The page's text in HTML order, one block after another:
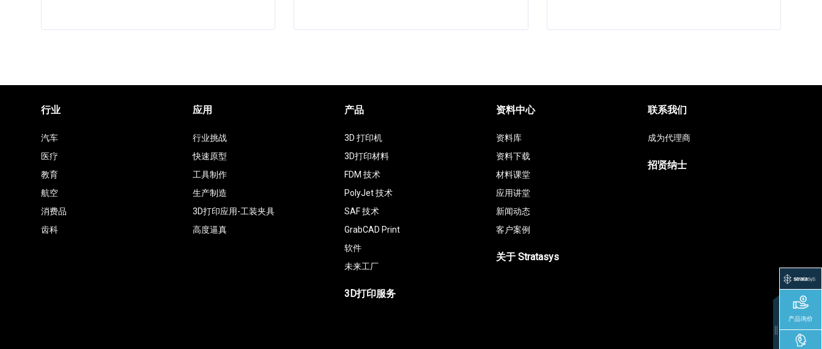
行业
汽车
医疗
教育
航空
消费品
齿科
应用
行业挑战
快速原型
工具制作
生产制造
3D打印应用-工装夹具
高度逼真
产品
3D 打印机
3D打印材料
FDM 技术
PolyJet 技术
SAF 技术
GrabCAD Print
软件
未来工厂
3D打印服务
资料中心
资料库
资料下载
材料课堂
应用讲堂
新闻动态
客户案例
关于 Stratasys
联系我们
成为代理商
招贤纳士
产品询价